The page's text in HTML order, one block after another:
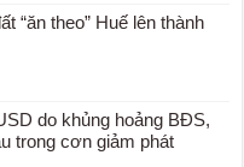
“ăn theo” Huế lên thành
do khủng hoảng BĐS,
trong cơn giảm phát